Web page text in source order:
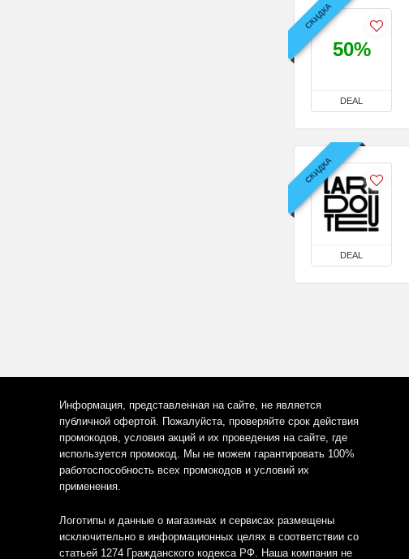
СКИДКА
50%
DEAL
СКИДКА
DEAL
Информация, представленная на сайте, не является
публичной офертой. Пожалуйста, проверяйте срок действия
промокодов, условия акций и их проведения на сайте, где
используется промокод. Мы не можем гарантировать 100%
работоспособность всех промокодов и условий их
применения.
Логотипы и данные о магазинах и сервисах размещены
исключительно в информационных целях в соответствии со
статьей 1274 Гражданского кодекса РФ. Наша компания не